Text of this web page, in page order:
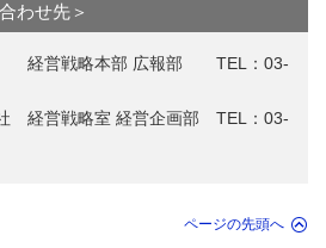
わせ先＞
営戦略本部 広報部 TEL：03-
経営戦略室 経営企画部 TEL：03-
ページの先頭へ